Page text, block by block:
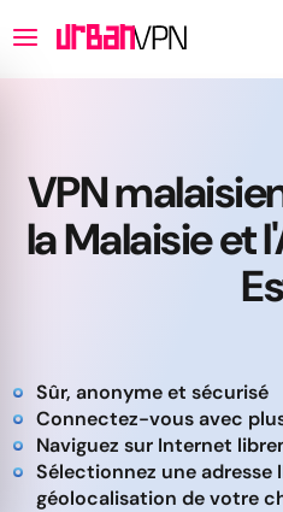
VPN
la Malaisie et
Sûr, anonyme et sécurisé
Connectez-vous avec
Naviguez sur Internet
Sélectionnez une adresse
géolocalisation de votre